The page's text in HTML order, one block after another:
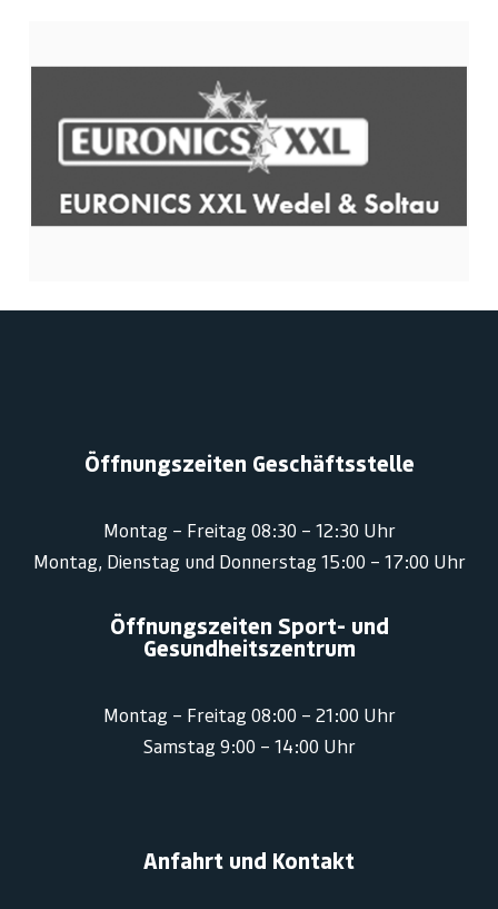
Öffnungszeiten Geschäftsstelle
Montag – Freitag 08:30 – 12:30 Uhr
Montag, Dienstag und Donnerstag 15:00 – 17:00 Uhr
Öffnungszeiten Sport- und
Gesundheitszentrum
Montag – Freitag 08:00 – 21:00 Uhr
Samstag 9:00 – 14:00 Uhr
Anfahrt und Kontakt